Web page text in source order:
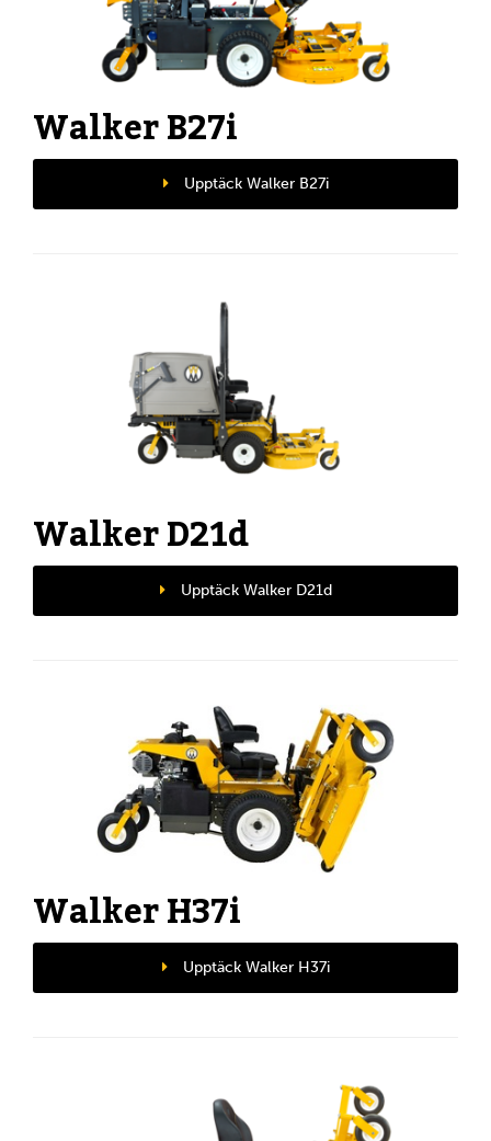
Walker B27i
Upptäck Walker B27i
Walker D21d
Upptäck Walker D21d
Walker H37i
Upptäck Walker H37i